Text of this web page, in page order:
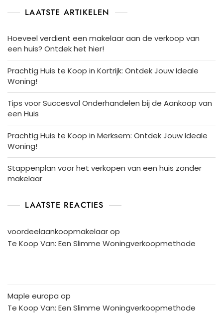
LAATSTE ARTIKELEN
Hoeveel verdient een makelaar aan de verkoop van
een huis? Ontdek het hier!
Prachtig Huis te Koop in Kortrijk: Ontdek Jouw Ideale
Woning!
Tips voor Succesvol Onderhandelen bij de Aankoop van
een Huis
Prachtig Huis te Koop in Merksem: Ontdek Jouw Ideale
Woning!
Stappenplan voor het verkopen van een huis zonder
makelaar
LAATSTE REACTIES
voordeelaankoopmakelaarop
Te Koop Van: Een Slimme Woningverkoopmethode
Maple europa op
Te Koop Van: Een Slimme Woningverkoopmethode